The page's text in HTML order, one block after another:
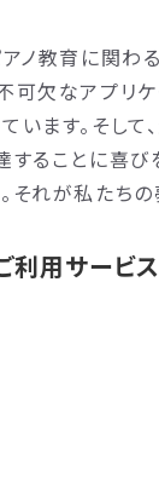
ノ教育に関わ
可欠なアプリケ
います。そして
することに喜び
それが私たちの
用サービス